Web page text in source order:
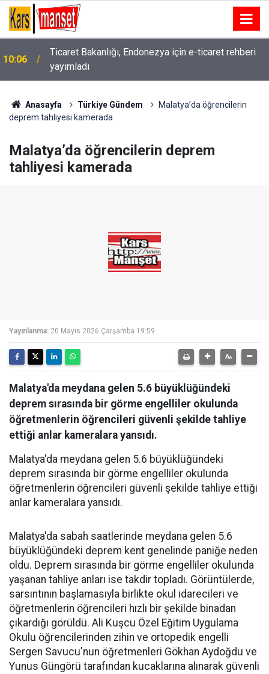
10:06
Ticaret Bakanlığı, Endonezya için e-ticaret rehberi
yayımladı
Anasayfa Türkiye Gündem
Malatya’da öğrencilerin
deprem tahliyesi kamerada
Malatya’da öğrencilerin deprem
tahliyesi kamerada
Yayınlanma: 20 Mayıs 2026 Çarşamba 19:59
Malatya'da meydana gelen 5.6 büyüklüğündeki
deprem sırasında bir görme engelliler okulunda
öğretmenlerin öğrencileri güvenli şekilde tahliye
ettiği anlar kameralara yansıdı.
Malatya'da meydana gelen 5.6 büyüklüğündeki
deprem sırasında bir görme engelliler okulunda
öğretmenlerin öğrencileri güvenli şekilde tahliye ettiği
anlar kameralara yansıdı.
Malatya'da sabah saatlerinde meydana gelen 5.6
büyüklüğündeki deprem kent genelinde paniğe neden
oldu. Deprem sırasında bir görme engelliler okulunda
yaşanan tahliye anları ise takdir topladı. Görüntülerde,
sarsıntının başlamasıyla birlikte okul idarecileri ve
öğretmenlerin öğrencileri hızlı bir şekilde binadan
çıkardığı görüldü. Ali Kuşcu Özel Eğitim Uygulama
Okulu öğrencilerinden zihin ve ortopedik engelli
Sergen Savucu'nun öğretmenleri Gökhan Aydoğdu ve
Yunus Güngörü tarafından kucaklarına alınarak güvenli